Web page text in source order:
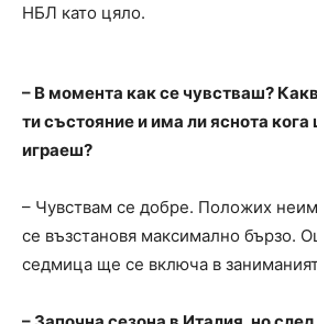
НБЛ като цяло.
– В момента как се чувстваш?
ти състояние и има ли яснота
играеш?
– Чувствам се добре. Положих
се възстановя максимално бързо.
седмица ще се включа в